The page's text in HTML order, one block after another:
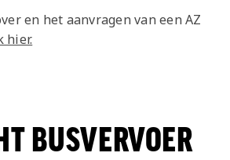
en het aanvragen van een AZ
hier.
BUSVERVOER